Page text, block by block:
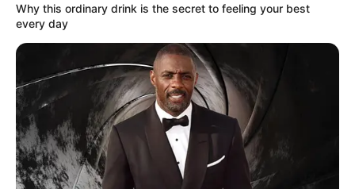
Why this ordinary drink is the secret to feeling your best
every day